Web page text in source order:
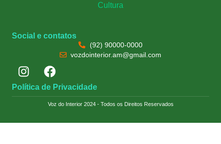
Cultura
Social e contatos
(92) 90000-0000
vozdointerior.am@gmail.com
Política de Privacidade
Voz do Interior 2024 - Todos os Direitos Reservados